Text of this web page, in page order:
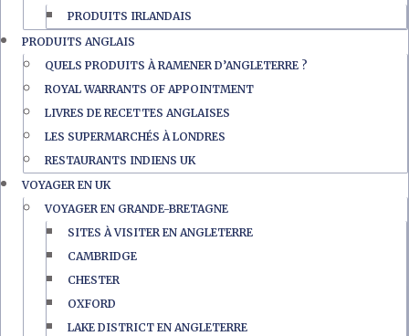
PRODUITS IRLANDAIS
PRODUITS ANGLAIS
QUELS PRODUITS À RAMENER D’ANGLETERRE ?
ROYAL WARRANTS OF APPOINTMENT
LIVRES DE RECETTES ANGLAISES
LES SUPERMARCHÉS À LONDRES
RESTAURANTS INDIENS UK
VOYAGER EN UK
VOYAGER EN GRANDE-BRETAGNE
SITES À VISITER EN ANGLETERRE
CAMBRIDGE
CHESTER
OXFORD
LAKE DISTRICT EN ANGLETERRE